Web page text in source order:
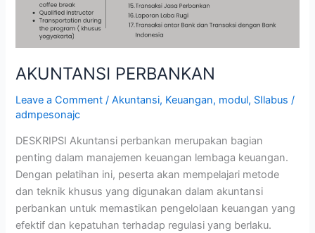
AKUNTANSI PERBANKAN
Leave a Comment /Akuntansi, Keuangan, modul, SIlabus /
admpesonajc
DESKRIPSI Akuntansi perbankan merupakan bagian
penting dalam manajemen keuangan lembaga keuangan.
Dengan pelatihan ini, peserta akan mempelajari metode
dan teknik khusus yang digunakan dalam akuntansi
perbankan untuk memastikan pengelolaan keuangan yang
efektif dan kepatuhan terhadap regulasi yang berlaku.